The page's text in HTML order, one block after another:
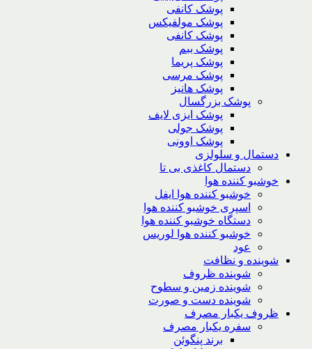
پوشک کانفی
پوشک مولفیکس
پوشک کانفی
پوشک ببم
پوشک پریما
پوشک مرسی
پوشک هانیز
پوشک بزرگسال
پوشک ایزی لایف
پوشک جولی
پوشک اوونی
دستمال و سلولزی
دستمال کاغذی بی تا
خوشبو کننده هوا
خوشبو کننده هوا ایفل
اسپری خوشبو کننده هوا
دستگاه خوشبو کننده هوا
خوشبو کننده هوا لوریس
عود
شوینده و نظافت
شوینده ظروف
شوینده زمین و سطوح
شوینده دست و صورت
ظروف یکبار مصرف
سفره یکبار مصرف
برند پنگوئن